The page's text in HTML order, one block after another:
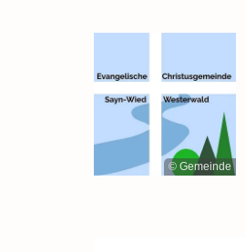
© Gemeinde